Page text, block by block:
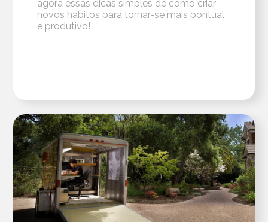
agora essas dicas simples de como criar
novos hábitos para tornar-se mais pontual
e produtivo!